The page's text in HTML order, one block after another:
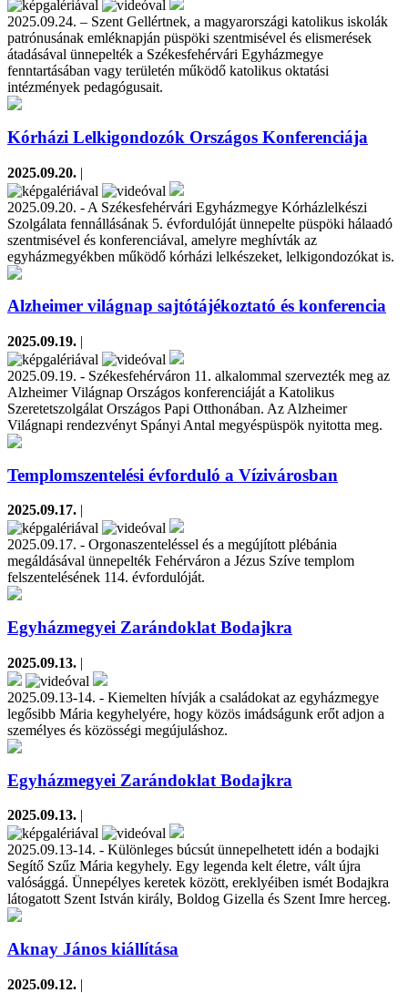
2025.09.24. – Szent Gellértnek, a magyarországi katolikus iskolák
patrónusának emléknapján püspöki szentmisével és elismerések
átadásával ünnepelték a Székesfehérvári Egyházmegye
fenntartásában vagy területén működő katolikus oktatási
intézmények pedagógusait.
Kórházi Lelkigondozók Országos Konferenciája
2025.09.20. |
2025.09.20. - A Székesfehérvári Egyházmegye Kórházlelkészi
Szolgálata fennállásának 5. évfordulóját ünnepelte püspöki hálaadó
szentmisével és konferenciával, amelyre meghívták az
egyházmegyékben működő kórházi lelkészeket, lelkigondozókat is.
Alzheimer világnap sajtótájékoztató és konferencia
2025.09.19. |
2025.09.19. - Székesfehérváron 11. alkalommal szervezték meg az
Alzheimer Világnap Országos konferenciáját a Katolikus
Szeretetszolgálat Országos Papi Otthonában. Az Alzheimer
Világnapi rendezvényt Spányi Antal megyéspüspök nyitotta meg.
Templomszentelési évforduló a Vízivárosban
2025.09.17. |
2025.09.17. - Orgonaszenteléssel és a megújított plébánia
megáldásával ünnepelték Fehérváron a Jézus Szíve templom
felszentelésének 114. évfordulóját.
Egyházmegyei Zarándoklat Bodajkra
2025.09.13. |
2025.09.13-14. - Kiemelten hívják a családokat az egyházmegye
legősibb Mária kegyhelyére, hogy közös imádságunk erőt adjon a
személyes és közösségi megújuláshoz.
Egyházmegyei Zarándoklat Bodajkra
2025.09.13. |
2025.09.13-14. - Különleges búcsút ünnepelhetett idén a bodajki
Segítő Szűz Mária kegyhely. Egy legenda kelt életre, vált újra
valósággá. Ünnepélyes keretek között, ereklyéiben ismét Bodajkra
látogatott Szent István király, Boldog Gizella és Szent Imre herceg.
Aknay János kiállítása
2025.09.12. |